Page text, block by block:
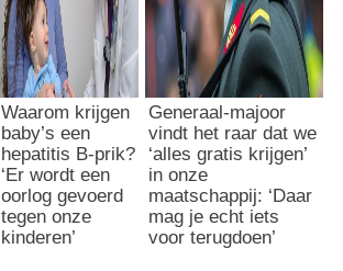
Waarom krijgen
baby’s een
hepatitis B-prik?
‘Er wordt een
oorlog gevoerd
tegen onze
kinderen’
Generaal-majoor
vindt het raar dat we
‘alles gratis krijgen’
in onze
maatschappij: ‘Daar
mag je echt iets
voor terugdoen’